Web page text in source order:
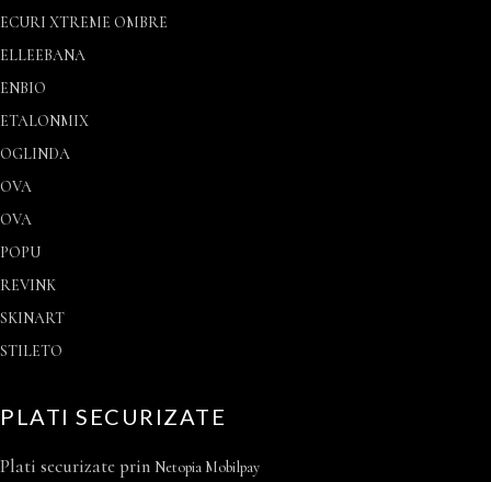
ECURI XTREME OMBRE
ELLEEBANA
ENBIO
ETALONMIX
OGLINDA
OVA
OVA
POPU
REVINK
SKINART
STILETO
PLATI SECURIZATE
Plati securizate prin Netopia Mobilpay